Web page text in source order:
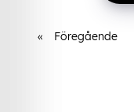
« Föregående